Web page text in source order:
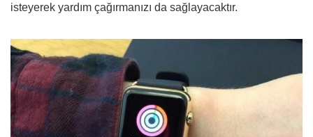
isteyerek yardım çağırmanızı da sağlayacaktır.